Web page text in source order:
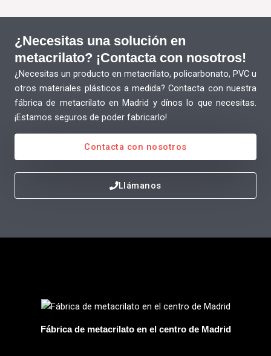
¿Necesitas una solución en
metacrilato? ¡Contacta con nosotros!
¿Necesitas un producto en metacrilato, policarbonato, PVC u
otros materiales plásticos a medida? Contacta con nuestra
fábrica de metacrilato en Madrid y dínos lo que necesitas.
¡Estamos seguros de poder fabricarlo!
Contacta con nosotros
Llámanos
Fábrica de metacrilato en el centro de Madrid